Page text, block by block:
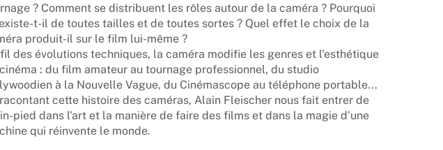
? Comment se distribuent les rôles autour de la caméra ? Pourquoi
t-il de toutes tailles et de toutes sortes ? Quel effet le choix de la
produit-il sur le film lui-même ?
des évolutions techniques, la caméra modifie les genres et l'esthétique
: du film amateur au tournage professionnel, du studio
à la Nouvelle Vague, du Cinémascope au téléphone portable...
cette histoire des caméras, Alain Fleischer nous fait entrer de
pied dans l'art et la manière de faire des films et dans la magie d'une
qui réinvente le monde.